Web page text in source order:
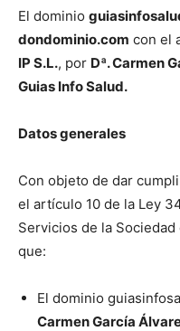
El dominio
dondominio.com con el
IP S.L., por Dª. Carmen
Guias Info Salud.
Datos generales
Con objeto de dar
el artículo 10 de la Ley
Servicios de la
que:
El dominio
Carmen García